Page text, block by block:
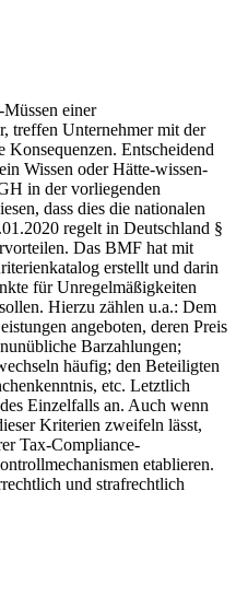
einer
treffen Unternehmer mit der
Konsequenzen. Entscheidend
Wissen oder Hätte-wissen-
in der vorliegenden
dass dies die nationalen
regelt in Deutschland §
Das BMF hat mit
erstellt und darin
für Unregelmäßigkeiten
Hierzu zählen u.a.: Dem
angeboten, deren Preis
Barzahlungen;
häufig; den Beteiligten
etc. Letztlich
Einzelfalls an. Auch wenn
Kriterien zweifeln lässt,
Tax-Compliance-
etablieren.
und strafrechtlich